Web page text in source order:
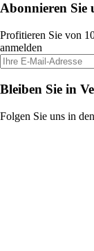
Abonnieren Sie
Profitieren Sie von
anmelden
Bleiben Sie in
Folgen Sie uns in